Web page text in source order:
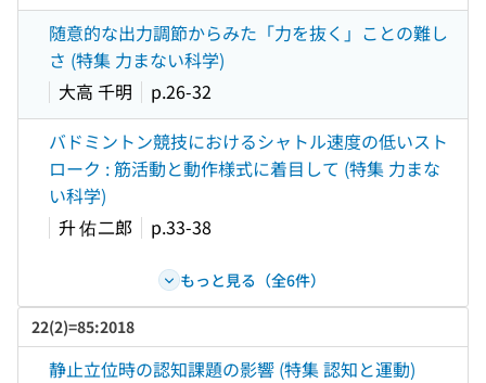
随意的な出力調節からみた「力を抜く」ことの難し
さ (特集 力まない科学)
大高 千明
p.26-32
バドミントン競技におけるシャトル速度の低いスト
ローク : 筋活動と動作様式に着目して (特集 力まな
い科学)
升 佑二郎
p.33-38
もっと見る（全6件）
22(2)=85:2018
静止立位時の認知課題の影響 (特集 認知と運動)